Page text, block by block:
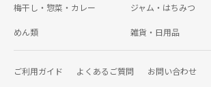
梅干し・惣菜・カレー ジャム・はちみつ
めん類 雑貨・日用品
ご利用ガイド よくあるご質問 お問い合わせ